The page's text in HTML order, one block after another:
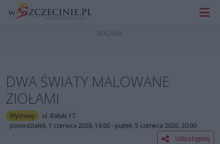
DWA ŚWIATY MALOWANE
ZIOŁAMI
Wystawy
ul. Bałuki 17
poniedziałek, 1 czerwca 2026, 16:00 - piątek, 5 czerwca 2026, 20:00
Udostępnij